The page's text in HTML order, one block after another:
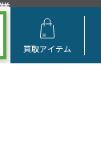
買取アイテム